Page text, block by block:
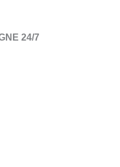
24/7